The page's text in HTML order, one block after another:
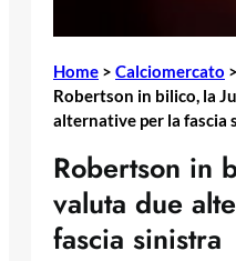
Home > Calciomercato >
Robertson in bilico, la
alternative per la fascia
Robertson in
valuta due
fascia sinistra